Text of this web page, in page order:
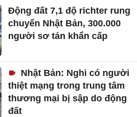
Động đất 7,1 độ richter rung
chuyển Nhật Bản, 300.000
người sơ tán khẩn cấp
Nhật Bản: Nghi có người
thiệt mạng trong trung tâm
thương mại bị sập do động
đất